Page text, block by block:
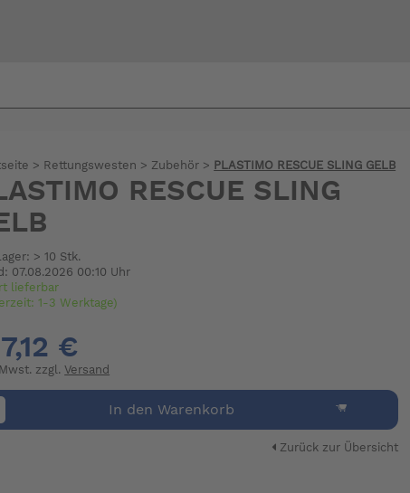
> Rettungswesten > Zubehör > PLASTIMO RESCUE SLING GELB
RESCUE SLING
> 10 Stk.
07.08.2026 00:10 Uhr
lieferbar
1-3 Werktage)
€
zzgl.Versand
In den Warenkorb
Zurück zur Übersicht